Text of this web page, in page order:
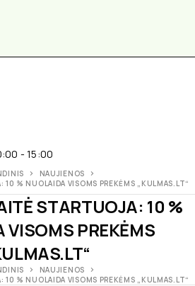
- 15:00
NAUJIENOS
% NUOLAIDA VISOMS PREKĖMS „KULMAS.LT“
STARTUOJA: 10 %
VISOMS PREKĖMS
NAUJIENOS
% NUOLAIDA VISOMS PREKĖMS „KULMAS.LT“